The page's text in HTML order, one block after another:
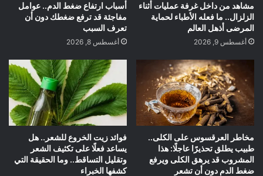
مشاهد من داخل غرفة عمليات أثناء
الزلزال.. ما فعله الأطباء لحماية
المرضى أذهل العالم
أغسطس 9, 2026
أسباب ارتفاع ضغط الدم.. عوامل
مفاجئة قد ترفع ضغطك دون أن
تعرف السبب
أغسطس 8, 2026
مخاطر العرقسوس على الكلى..
طبيب يطلق تحذيرًا عاجلًا: هذا
المشروب قد يرهق الكلى ويرفع
ضغط الدم دون أن تشعر
فوائد زيت الخروع للشعر.. هل
يساعد فعلًا على تكثيف الشعر
وتقليل التساقط.. وما الحقيقة التي
كشفها الخبراء